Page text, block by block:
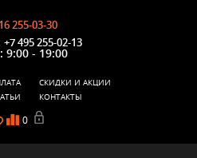
255-03-30
+7 495 255-02-13
9:00 - 19:00
0
СКИДКИ И АКЦИИ
КОНТАКТЫ